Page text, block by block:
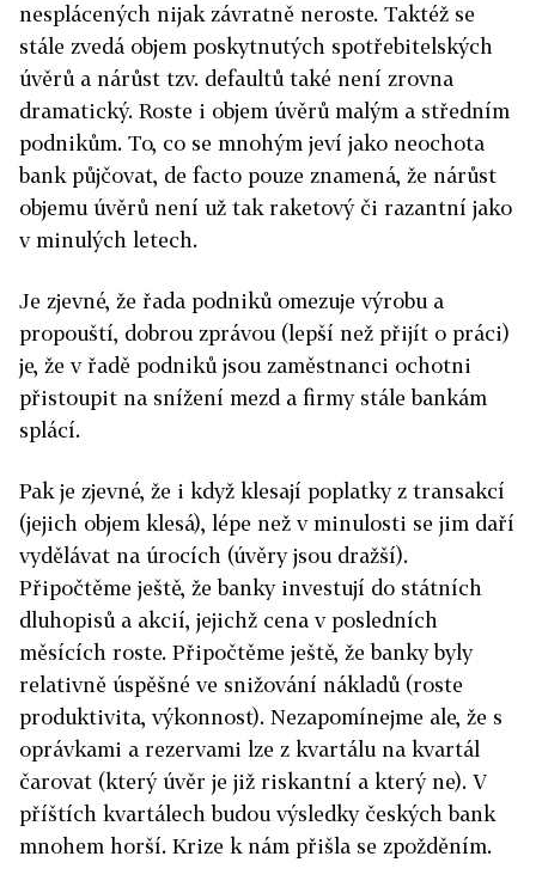
nesplácených nijak závratně neroste. Taktéž se
stále zvedá objem poskytnutých spotřebitelských
úvěrů a nárůst tzv. defaultů také není zrovna
dramatický. Roste i objem úvěrů malým a středním
podnikům. To, co se mnohým jeví jako neochota
bank půjčovat, de facto pouze znamená, že nárůst
objemu úvěrů není už tak raketový či razantní jako
v minulých letech.
Je zjevné, že řada podniků omezuje výrobu a
propouští, dobrou zprávou (lepší než přijít o práci)
je, že v řadě podniků jsou zaměstnanci ochotni
přistoupit na snížení mezd a firmy stále bankám
splácí.
Pak je zjevné, že i když klesají poplatky z transakcí
(jejich objem klesá), lépe než v minulosti se jim daří
vydělávat na úrocích (úvěry jsou dražší).
Připočtěme ještě, že banky investují do státních
dluhopisů a akcií, jejichž cena v posledních
měsících roste. Připočtěme ještě, že banky byly
relativně úspěšné ve snižování nákladů (roste
produktivita, výkonnost). Nezapomínejme ale, že s
oprávkami a rezervami lze z kvartálu na kvartál
čarovat (který úvěr je již riskantní a který ne). V
příštích kvartálech budou výsledky českých bank
mnohem horší. Krize k nám přišla se zpožděním.